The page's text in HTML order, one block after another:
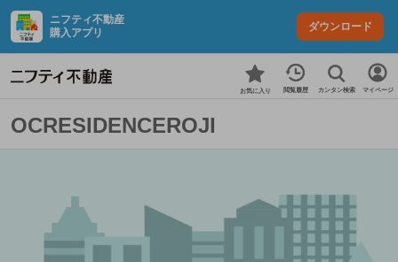
ニフティ不動産
購入アプリ
ダウンロード
お気に入り 閲覧履歴 カンタン検索 マイページ
OCRESIDENCEROJI